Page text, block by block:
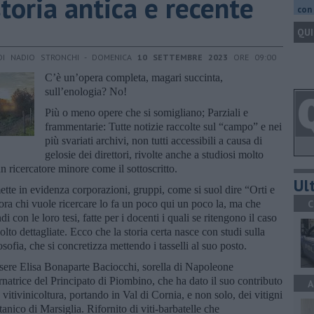
antica e recente
NADIO STRONCHI - DOMENICA 10 SETTEMBRE 2023 ORE 09:00
C’è un’opera completa, magari succinta,
sull’enologia? No!
Più o meno opere che si somigliano; Parziali e
frammentarie: Tutte notizie raccolte sul “campo” e nei
più svariati archivi, non tutti accessibili a causa di
gelosie dei direttori, rivolte anche a studiosi molto
ricercatore minore come il sottoscritto.
in evidenza corporazioni, gruppi, come si suol dire “Orti e
chi vuole ricercare lo fa un poco qui un poco la, ma che
con le loro tesi, fatte per i docenti i quali se ritengono il caso
dettagliate. Ecco che la storia certa nasce con studi sulla
che si concretizza mettendo i tasselli al suo posto.
Elisa Bonaparte Baciocchi, sorella di Napoleone
del Principato di Piombino, che ha dato il suo contributo
vitivinicoltura, portando in Val di Cornia, e non solo, dei vitigni
di Marsiglia. Rifornito di viti-barbatelle che
QUI